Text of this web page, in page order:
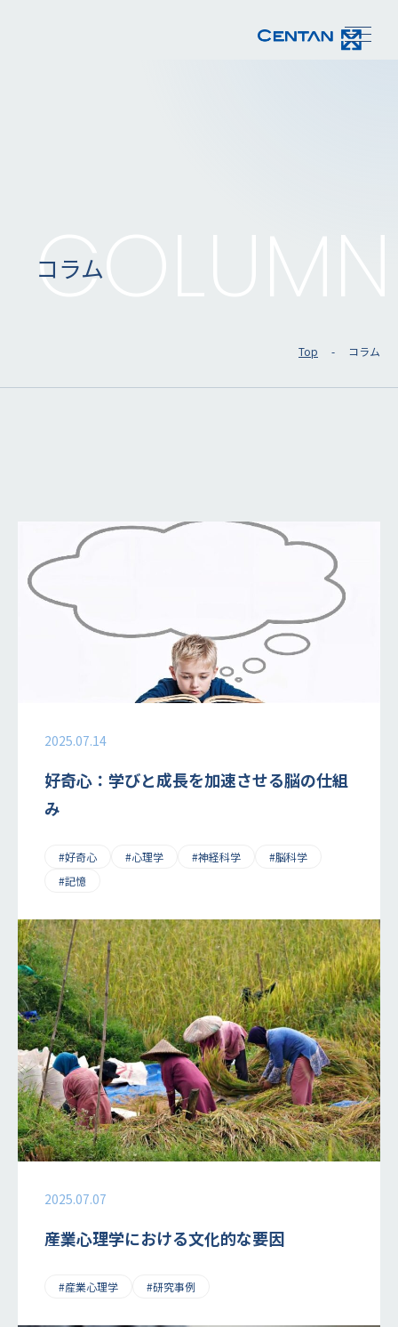
COLUMN
コラム
Top コラム
2025.07.14
好奇心：学びと成長を加速させる脳の仕組
み
#好奇心 #心理学 #神経科学
#脳科学
#記憶
2025.07.07
産業心理学における文化的な要因
#産業心理学 #研究事例